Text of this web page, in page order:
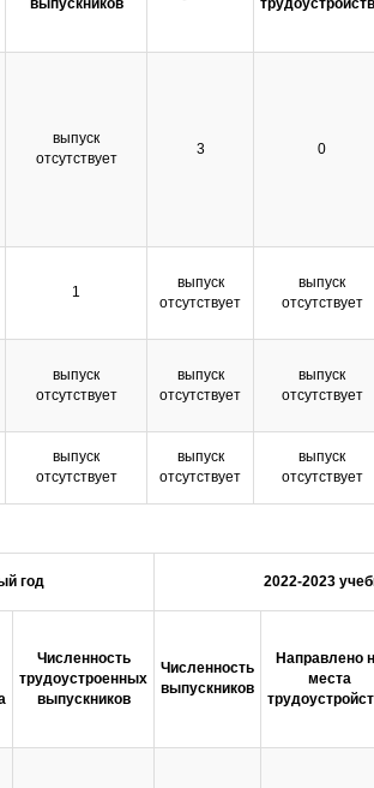
выпускников
выпуск
отсутствует
3 0
1
выпуск
отсутствует
выпуск
отсутствует
выпуск
отсутствует
выпуск
отсутствует
выпуск
отсутствует
выпуск
отсутствует
выпуск
отсутствует
выпуск
отсутствует
год 2022-2023
Численность
трудоустроенных
выпускников
Численность
выпускников
Направлено
места